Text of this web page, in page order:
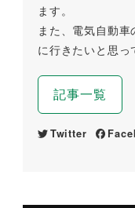
ます。
また、電気自動車
に行きたいと思っ
記事一覧
Twitter